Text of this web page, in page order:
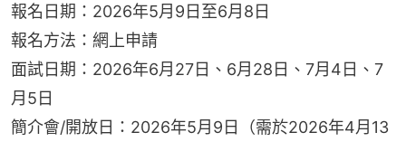
報名日期：2026年5月9日至6月8日
報名方法：網上申請
面試日期：2026年6月27日、6月28日、7月4日、7
月5日
簡介會/開放日：2026年5月9日（需於2026年4月13